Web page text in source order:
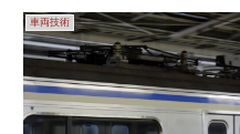
いました。一次ソースは既に絶
版・非売品故に一部図書館などで
し...
車両技術